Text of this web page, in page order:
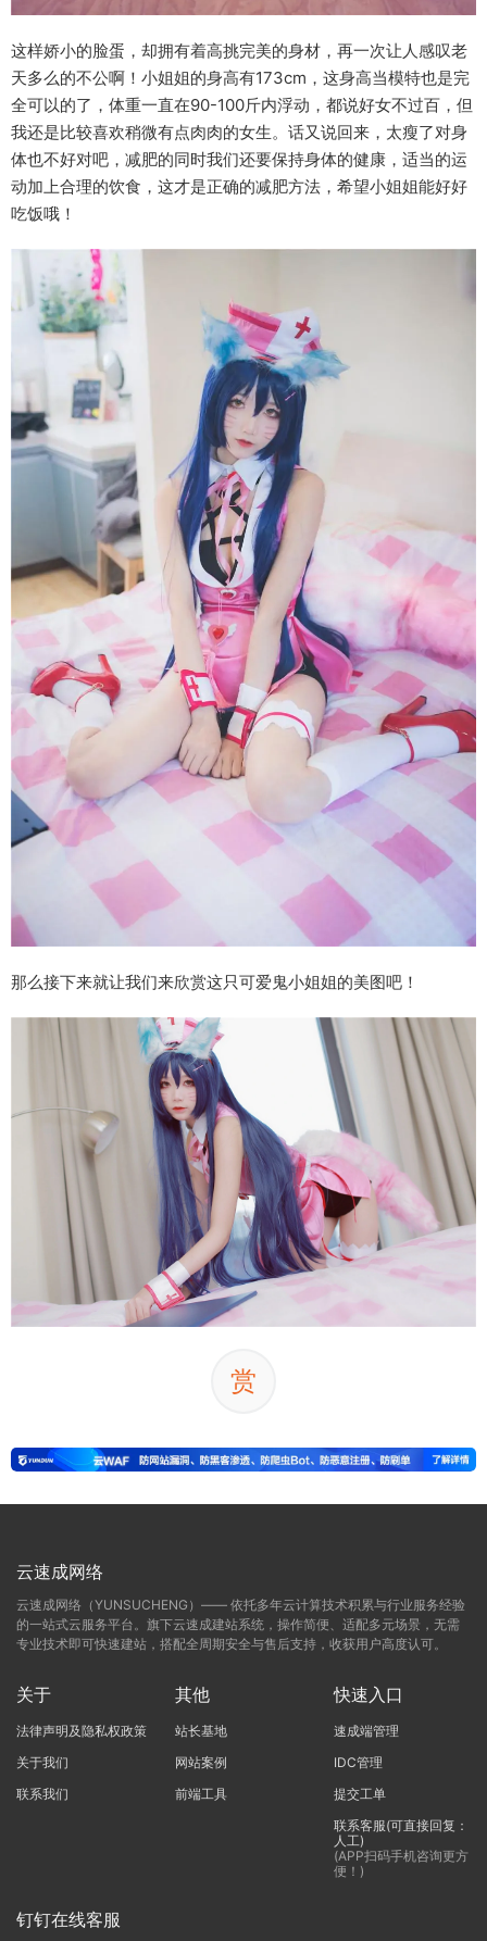
这样娇小的脸蛋，却拥有着高挑完美的身材，再一次让人感叹老
天多么的不公啊！小姐姐的身高有173cm，这身高当模特也是完
全可以的了，体重一直在90-100斤内浮动，都说好女不过百，但
我还是比较喜欢稍微有点肉肉的女生。话又说回来，太瘦了对身
体也不好对吧，减肥的同时我们还要保持身体的健康，适当的运
动加上合理的饮食，这才是正确的减肥方法，希望小姐姐能好好
吃饭哦！
那么接下来就让我们来欣赏这只可爱鬼小姐姐的美图吧！
赏
云速成网络
云速成网络（YUNSUCHENG）—— 依托多年云计算技术积累与行业服务经验
的一站式云服务平台。旗下云速成建站系统，操作简便、适配多元场景，无需
专业技术即可快速建站，搭配全周期安全与售后支持，收获用户高度认可。
关于
法律声明及隐私权政策
关于我们
联系我们
其他
站长基地
网站案例
前端工具
快速入口
速成端管理
IDC管理
提交工单
联系客服(可直接回复：
人工)
(APP扫码手机咨询更方
便！)
钉钉在线客服